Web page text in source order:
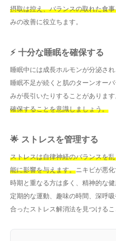
摂取は控え、バランスの取れた食
みの改善に役立ちます。
⚡ 十分な睡眠を確保する
睡眠中には成長ホルモンが分泌さ
睡眠不足が続くと肌のターンオー
みが長引いたりすることがあります
確保することを意識しましょう。
🌟 ストレスを管理する
ストレスは自律神経のバランスを
能に影響を与えます。ニキビが悪
時期と重なる方は多く、精神的な
定期的な運動、趣味の時間、深呼
合ったストレス解消法を見つけるこ